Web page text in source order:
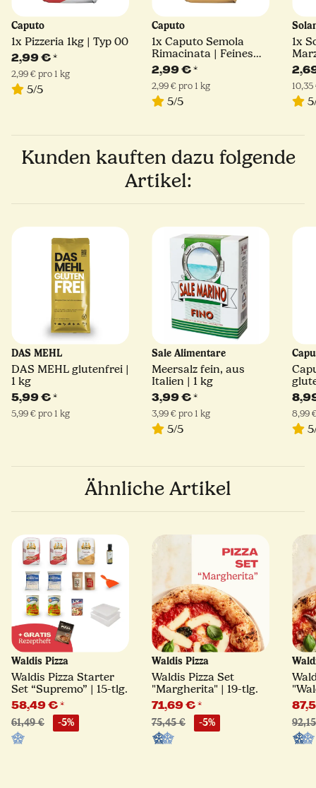
Caputo
1x Pizzeria 1kg | Typ 00
2,99 €*
2,99 € pro 1 kg
5/5
Caputo
1x Caputo Semola
Rimacinata | Feines
Hartweizengrieß | 1kg
2,99 €*
2,99 € pro 1 kg
5/5
1x
Kunden kauften dazu folgende
Artikel:
DAS MEHL
DAS MEHL glutenfrei |
1 kg
5,99 €*
5,99 € pro 1 kg
‎Sale Alimentare
Meersalz fein, aus
Italien | 1 kg
3,99 €*
3,99 € pro 1 kg
5/5
kg
8,99
Ähnliche Artikel
Waldis Pizza
Waldis Pizza Starter
Set “Supremo” | 15-tlg.
58,49 €*
61,49 € -5%
Waldis Pizza
Waldis Pizza Set
"Margherita" | 19-tlg.
71,69 €*
75,45 € -5%
tlg.